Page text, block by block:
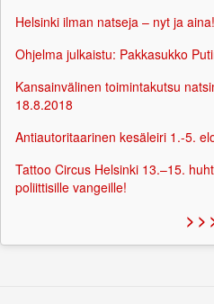
Helsinki ilman natseja – nyt ja aina!
Ohjelma julkaistu: Pakkasukko
Kansainvälinen toimintakutsu
18.8.2018
Antiautoritaarinen kesäleiri 1.-5.
Tattoo Circus Helsinki 13.–15.
poliittisille vangeille!
> >